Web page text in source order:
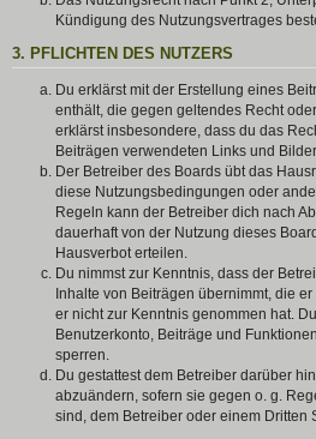
Kündigung des Nutzungsvertrages
3. PFLICHTEN DES NUTZERS
Du erklärst mit der Erstellung eines
enthält, die gegen geltendes Recht
erklärst insbesondere, dass du das
Beiträgen verwendeten Links und
Der Betreiber des Boards übt das
diese Nutzungsbedingungen oder
Regeln kann der Betreiber dich nach
dauerhaft von der Nutzung dieses
Hausverbot erteilen.
Du nimmst zur Kenntnis, dass der
Inhalte von Beiträgen übernimmt, die
er nicht zur Kenntnis genommen hat.
Benutzerkonto, Beiträge und
sperren.
Du gestattest dem Betreiber darüber
abzuändern, sofern sie gegen o. g.
sind, dem Betreiber oder einem Dritten